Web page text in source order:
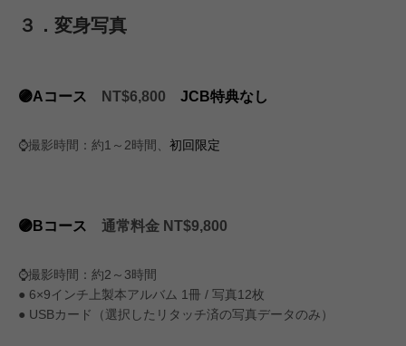
３．変身写真
🟣Aコース NT$6,800 JCB特典なし
⌚️撮影時間：約1～2時間、 初回限定
🟣Bコース 通常料金 NT$9,800
⌚️撮影時間：約2～3時間
● 6×9インチ上製本アルバム 1冊 / 写真12枚
● USBカード（選択したリタッチ済の写真データのみ）